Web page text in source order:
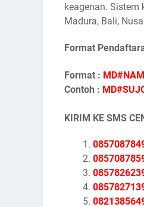
keagenan.
Madura, Bali,
Format
Format :
Contoh :
KIRIM KE SMS